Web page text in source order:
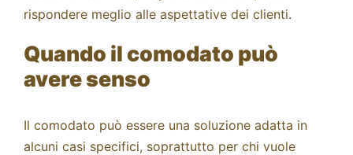
rispondere meglio alle aspettative dei clienti.
Quando il comodato può
avere senso
Il comodato può essere una soluzione adatta in
alcuni casi specifici, soprattutto per chi vuole